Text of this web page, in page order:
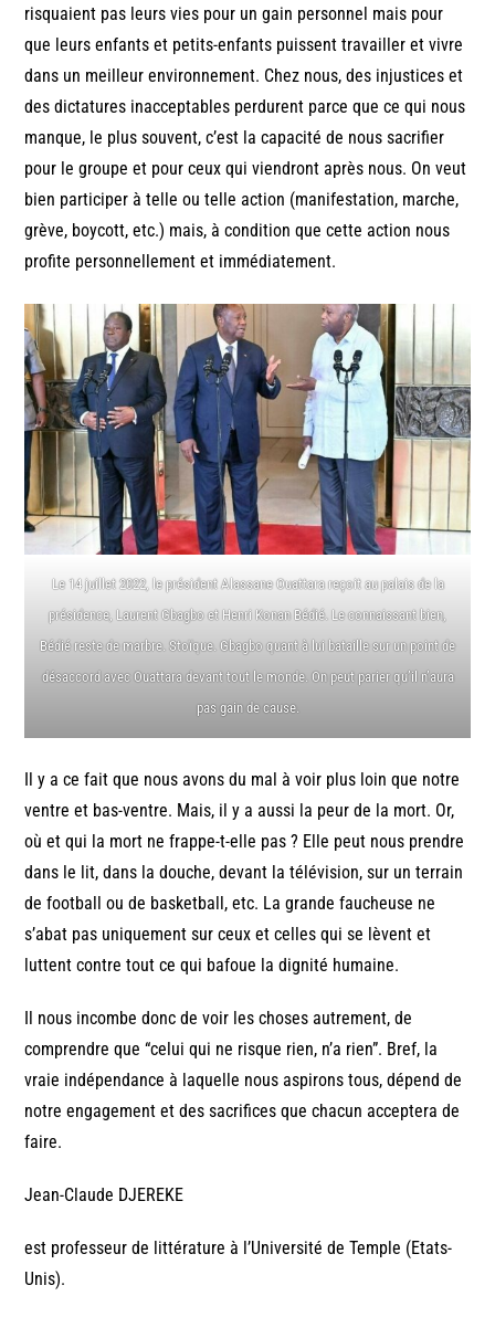
risquaient pas leurs vies pour un gain personnel mais pour
que leurs enfants et petits-enfants puissent travailler et vivre
dans un meilleur environnement. Chez nous, des injustices et
des dictatures inacceptables perdurent parce que ce qui nous
manque, le plus souvent, c’est la capacité de nous sacrifier
pour le groupe et pour ceux qui viendront après nous. On veut
bien participer à telle ou telle action (manifestation, marche,
grève, boycott, etc.) mais, à condition que cette action nous
profite personnellement et immédiatement.
Le 14 juillet 2022, le président Alassane Ouattara reçoit au palais de la
présidence, Laurent Gbagbo et Henri Konan Bédié. Le connaissant bien,
Bédié reste de marbre. Stoïque. Gbagbo quant à lui bataille sur un point de
désaccord avec Ouattara devant tout le monde. On peut parier qu’il n’aura
pas gain de cause.
Il y a ce fait que nous avons du mal à voir plus loin que notre
ventre et bas-ventre. Mais, il y a aussi la peur de la mort. Or,
où et qui la mort ne frappe-t-elle pas ? Elle peut nous prendre
dans le lit, dans la douche, devant la télévision, sur un terrain
de football ou de basketball, etc. La grande faucheuse ne
s’abat pas uniquement sur ceux et celles qui se lèvent et
luttent contre tout ce qui bafoue la dignité humaine.
Il nous incombe donc de voir les choses autrement, de
comprendre que “celui qui ne risque rien, n’a rien”. Bref, la
vraie indépendance à laquelle nous aspirons tous, dépend de
notre engagement et des sacrifices que chacun acceptera de
faire.
Jean-Claude DJEREKE
est professeur de littérature à l’Université de Temple (Etats-
Unis).